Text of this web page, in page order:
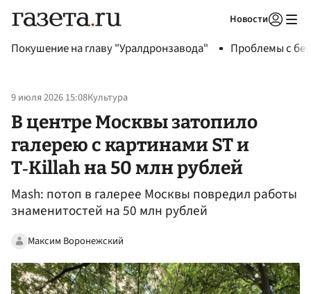
Новости
Покушение на главу "Уралдронзавода" Проблемы с
9 июля 2026 15:08Культура
В центре Москвы затопило
галерею с картинами ST и
T‑Killah на 50 млн рублей
Mash: потоп в галерее Москвы повредил работы
знаменитостей на 50 млн рублей
Максим Воронежский